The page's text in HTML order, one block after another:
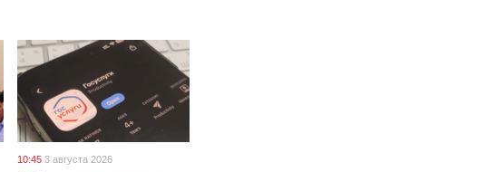
10:45 3 августа 2026